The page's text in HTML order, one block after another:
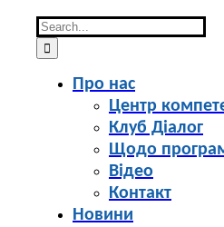
Search
for:
Про нас
Центр
Клуб Діалог
Щодо
Відео
Контакт
Новини